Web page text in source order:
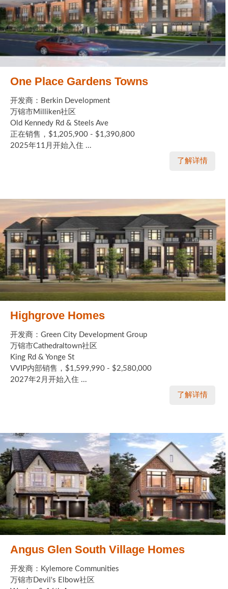
One Place Gardens Towns
开发商：Berkin Development
万锦市Milliken社区
Old Kennedy Rd & Steels Ave
正在销售，$1,205,900 - $1,390,800
2025年11月开始入住 ...
了解详情
Highgrove Homes
开发商：Green City Development Group
万锦市Cathedraltown社区
King Rd & Yonge St
VVIP内部销售，$1,599,990 - $2,580,000
2027年2月开始入住 ...
了解详情
Angus Glen South Village Homes
开发商：Kylemore Communities
万锦市Devil's Elbow社区